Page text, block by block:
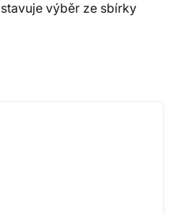
výběr ze sbírky